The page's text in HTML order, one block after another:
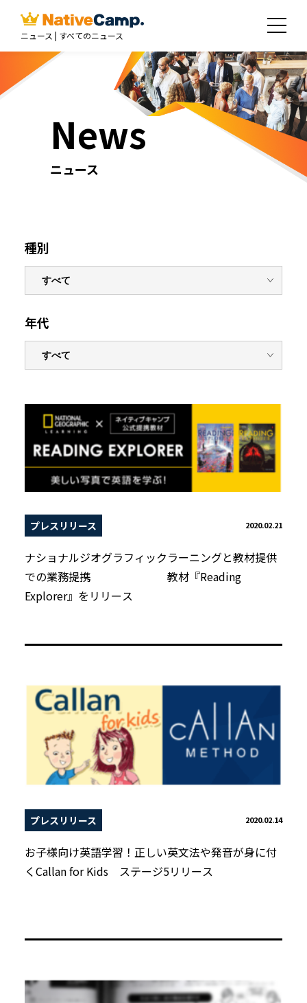
ニュース | すべてのニュース
News
ニュース
種別
年代
プレスリリース 2020.02.21
ナショナルジオグラフィックラーニングと教材提供
での業務提携 教材『Reading
Explorer』をリリース
プレスリリース 2020.02.14
お子様向け英語学習！正しい英文法や発音が身に付
くCallan for Kids ステージ5リリース